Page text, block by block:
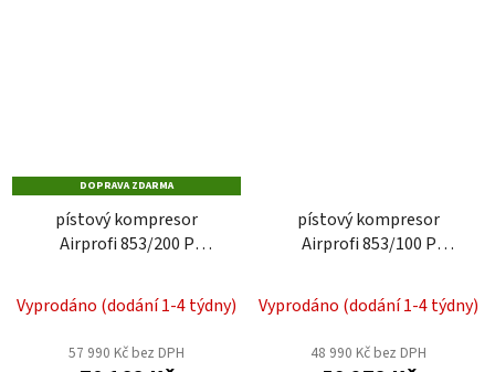
DOPRAVA ZDARMA
pístový kompresor
Airprofi 853/200 P
Vyprodáno (dodání 1-4 týdny)
57 990 Kč bez DPH
pístový kompresor
Airprofi 853/100 P
Vyprodáno (dodání 1-4 týdny)
48 990 Kč bez DPH